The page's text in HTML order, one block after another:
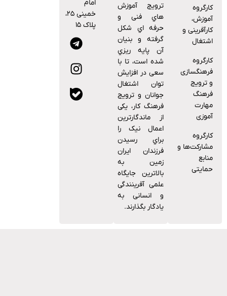
کارگروه
آموزش،
کارآفرینی و
اشتغال
کارگروه
فرهنگسازی
و ترویج
فرهنگ
مهارت
آموزی
کارگروه
مشارکت‌ها و
منابع
حمایتی
ﺗﺮوﯾﺞ آﻣﻮزش
ﻫﺎي ﻓﻨﯽ و
ﺣﺮﻓﻪ اي ﺷﮑﻞ
ﮔﺮﻓﺘﻪ و ﺑﻨﯿﺎن
آن ﭘﺎﯾﻪ رﯾﺰي
ﺷﺪه اﺳﺖ، ﺗﺎ ﺑﺎ
ﺳﻌﯽ در اﻓﺰاﯾﺶ
ﺗﻮان اﺷﺘﻐﺎل
ﺟﻮاﻧﺎن و ﺗﺮوﯾﺞ
ﻓﺮﻫﻨﮓ ﮐﺎر، ﯾﮑﯽ
از ﻣﺎﻧﺪﮔﺎرﺗﺮﯾﻦ
اﻋﻤﺎل ﻧﯿﮏ را
ﺑﺮاي رﺳﯿﺪن
ﻓﺮزﻧﺪان اﯾﺮان
زﻣﯿﻦ ﺑﻪ
ﺑﺎﻻﺗﺮﯾﻦ ﺟﺎﯾﮕﺎه
ﻋﻠﻤﯽ آﻓﺮﯾﻨﻨﺪﮔﯽ
و اﻧﺴﺎﻧﯽ ﺑﻪ
ﯾﺎدﮔﺎر ﺑﮕﺬارﻧﺪ.
خمینی ۲۵،
پلاک ۱۵